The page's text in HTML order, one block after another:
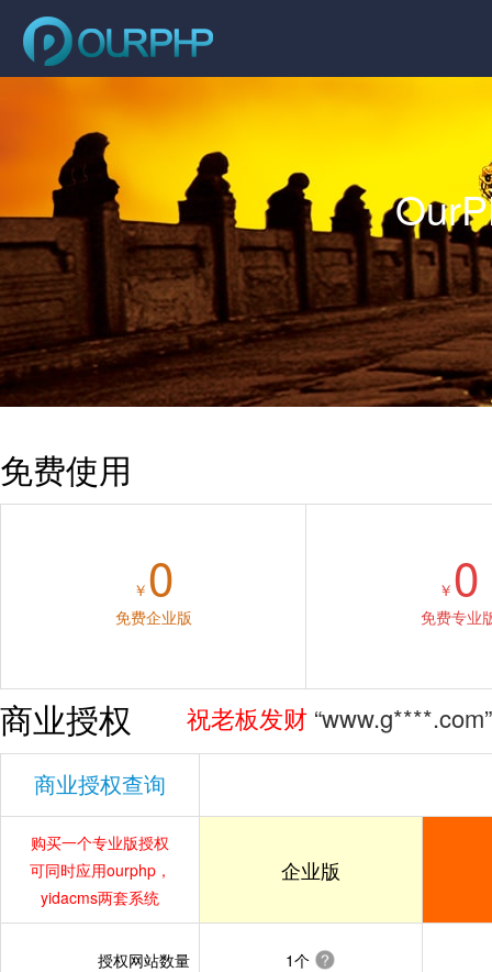
免费使用
￥ 0
免费企业版
￥ 0
免费专业
商业授权
祝老板发财
祝老板发财
祝老板发财
祝老板发财
祝老板发财
祝老板发财
祝老板发财
祝老板发财
祝老板发财
商业授权查询
购买一个专业版授权
可同时应用ourphp，
yidacms两套系统
企业版
授权网站数量 1个